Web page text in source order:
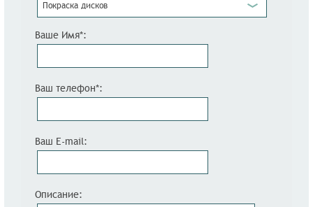
Покраска дисков
Ваше Имя*:
Ваш телефон*:
Ваш E-mail:
Описание: